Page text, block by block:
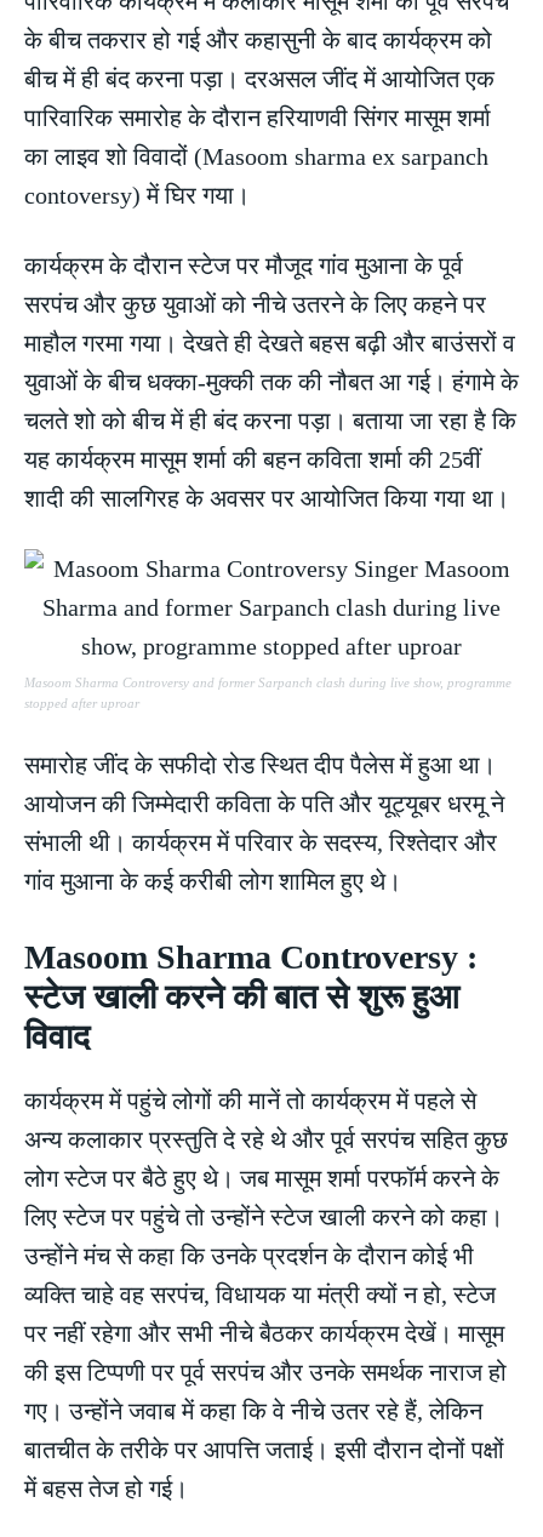
के बीच तकरार हो गई और कहासुनी के बाद कार्यक्रम को
बीच में ही बंद करना पड़ा। दरअसल जींद में आयोजित एक
पारिवारिक समारोह के दौरान हरियाणवी सिंगर मासूम शर्मा
का लाइव शो विवादों (Masoom sharma ex sarpanch
contoversy) में घिर गया।
कार्यक्रम के दौरान स्टेज पर मौजूद गांव मुआना के पूर्व
सरपंच और कुछ युवाओं को नीचे उतरने के लिए कहने पर
माहौल गरमा गया। देखते ही देखते बहस बढ़ी और बाउंसरों व
युवाओं के बीच धक्का-मुक्की तक की नौबत आ गई। हंगामे के
चलते शो को बीच में ही बंद करना पड़ा। बताया जा रहा है कि
यह कार्यक्रम मासूम शर्मा की बहन कविता शर्मा की 25वीं
शादी की सालगिरह के अवसर पर आयोजित किया गया था।
Masoom Sharma Controversy and former Sarpanch clash during live show, programme
stopped after uproar
समारोह जींद के सफीदो रोड स्थित दीप पैलेस में हुआ था।
आयोजन की जिम्मेदारी कविता के पति और यूट्यूबर धरमू ने
संभाली थी। कार्यक्रम में परिवार के सदस्य, रिश्तेदार और
गांव मुआना के कई करीबी लोग शामिल हुए थे।
Masoom Sharma Controversy :
स्टेज खाली करने की बात से शुरू हुआ
विवाद
कार्यक्रम में पहुंचे लोगों की मानें तो कार्यक्रम में पहले से
अन्य कलाकार प्रस्तुति दे रहे थे और पूर्व सरपंच सहित कुछ
लोग स्टेज पर बैठे हुए थे। जब मासूम शर्मा परफॉर्म करने के
लिए स्टेज पर पहुंचे तो उन्होंने स्टेज खाली करने को कहा।
उन्होंने मंच से कहा कि उनके प्रदर्शन के दौरान कोई भी
व्यक्ति चाहे वह सरपंच, विधायक या मंत्री क्यों न हो, स्टेज
पर नहीं रहेगा और सभी नीचे बैठकर कार्यक्रम देखें। मासूम
की इस टिप्पणी पर पूर्व सरपंच और उनके समर्थक नाराज हो
गए। उन्होंने जवाब में कहा कि वे नीचे उतर रहे हैं, लेकिन
बातचीत के तरीके पर आपत्ति जताई। इसी दौरान दोनों पक्षों
में बहस तेज हो गई।